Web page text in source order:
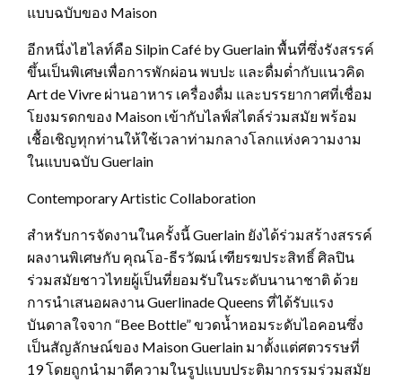
แบบฉบับของ Maison
อีกหนึ่งไฮไลท์คือ Silpin Café by Guerlain พื้นที่ซึ่งรังสรรค์
ขึ้นเป็นพิเศษเพื่อการพักผ่อน พบปะ และดื่มด่ำกับแนวคิด
Art de Vivre ผ่านอาหาร เครื่องดื่ม และบรรยากาศที่เชื่อม
โยงมรดกของ Maison เข้ากับไลฟ์สไตล์ร่วมสมัย พร้อม
เชื้อเชิญทุกท่านให้ใช้เวลาท่ามกลางโลกแห่งความงาม
ในแบบฉบับ Guerlain
Contemporary Artistic Collaboration
สำหรับการจัดงานในครั้งนี้ Guerlain ยังได้ร่วมสร้างสรรค์
ผลงานพิเศษกับ คุณโอ-ธีรวัฒน์ เฑียรฆประสิทธิ์ ศิลปิน
ร่วมสมัยชาวไทยผู้เป็นที่ยอมรับในระดับนานาชาติ ด้วย
การนำเสนอผลงาน Guerlinade Queens ที่ได้รับแรง
บันดาลใจจาก “Bee Bottle” ขวดน้ำหอมระดับไอคอนซึ่ง
เป็นสัญลักษณ์ของ Maison Guerlain มาตั้งแต่ศตวรรษที่
19 โดยถูกนำมาตีความในรูปแบบประติมากรรมร่วมสมัย